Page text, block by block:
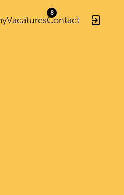
VacaturesContact